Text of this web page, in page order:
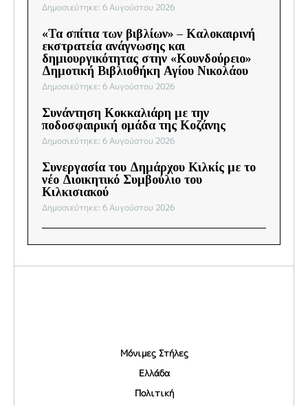
Δημοσιεύτηκε: 6 Αυγούστου 2026
«Τα σπίτια των βιβλίων» – Καλοκαιρινή
εκστρατεία ανάγνωσης και
δημιουργικότητας στην «Κουνδούρειο»
Δημοτική Βιβλιοθήκη Αγίου Νικολάου
Δημοσιεύτηκε: 6 Αυγούστου 2026
Συνάντηση Κοκκαλιάρη με την
ποδοσφαιρική ομάδα της Κοζάνης
Δημοσιεύτηκε: 6 Αυγούστου 2026
Συνεργασία του Δημάρχου Κιλκίς με το
νέο Διοικητικό Συμβούλιο του
Κιλκισιακού
Δημοσιεύτηκε: 6 Αυγούστου 2026
Μόνιμες Στήλες
Ελλάδα
Πολιτική